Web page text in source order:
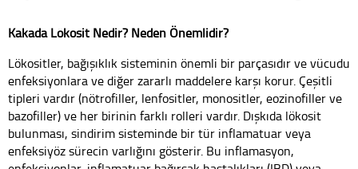
Kakada Lökosit Nedir? Neden Önemlidir?
Lökositler, bağışıklık sisteminin önemli bir parçasıdır ve vücudu
enfeksiyonlara ve diğer zararlı maddelere karşı korur. Çeşitli
tipleri vardır (nötrofiller, lenfositler, monositler, eozinofiller ve
bazofiller) ve her birinin farklı rolleri vardır. Dışkıda lökosit
bulunması, sindirim sisteminde bir tür inflamatuar veya
enfeksiyöz sürecin varlığını gösterir. Bu inflamasyon,